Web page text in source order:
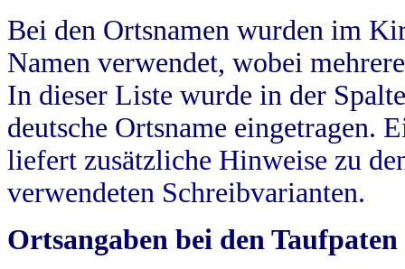
Bei den Ortsnamen wurden im
Namen verwendet, wobei
In dieser Liste wurde in der
deutsche Ortsname eingetragen.
liefert zusätzliche Hinweise zu
verwendeten Schreibvarianten.
Ortsangaben bei den Taufpaten